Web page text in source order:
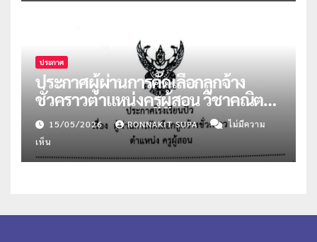
ประกาศ
ประกาศผู้ผ่านการคัดเลือกลูกจ้าง
ชั่วคราวตำแหน่งครูผู้สอน วิชาคณิตฯ
และแนะแนว
15/05/2026 RONNAKIT SUPA
ไม่มีความ
เห็น